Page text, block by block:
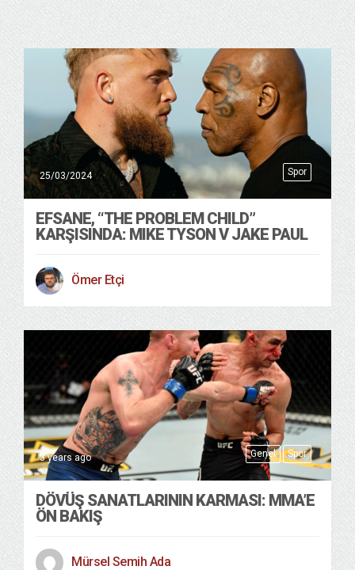
Spor
25/03/2024
EFSANE, “THE PROBLEM CHILD”
KARŞISINDA: MIKE TYSON V JAKE PAUL
Ömer Etçi
Genel Spor
3 years ago
DÖVÜŞ SANATLARININ KARMASI: MMA’E
ÖN BAKIŞ
Mürsel Semih Ada